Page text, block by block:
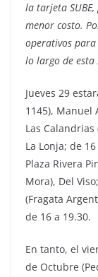
la tarjeta
menor costo.
operativos
lo largo de esta
Jueves 29
1145), Manuel
Las
La Lonja; de
Plaza Rivera
Mora), Del
(Fragata
de 16 a 19.30.
En tanto, el
de Octubre